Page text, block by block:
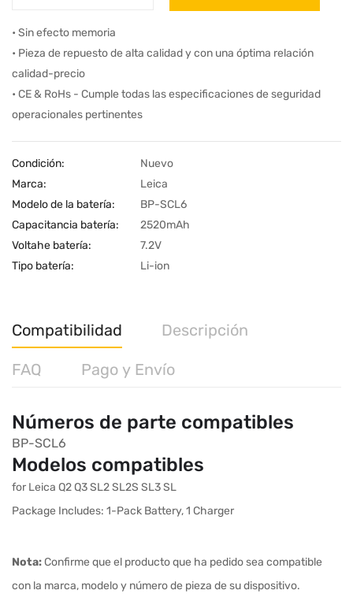
• Sin efecto memoria
• Pieza de repuesto de alta calidad y con una óptima relación
calidad-precio
• CE & RoHs - Cumple todas las especificaciones de seguridad
operacionales pertinentes
Condición:
Nuevo
Marca:
Leica
Modelo de la batería:
BP-SCL6
Capacitancia batería:
2520mAh
Voltahe batería:
7.2V
Tipo batería:
Li-ion
Compatibilidad Descripción
FAQ Pago y Envío
Números de parte compatibles
BP-SCL6
Modelos compatibles
for Leica Q2 Q3 SL2 SL2S SL3 SL
Package Includes: 1-Pack Battery, 1 Charger
Nota:Confirme que el producto que ha pedido sea compatible
con la marca, modelo y número de pieza de su dispositivo.